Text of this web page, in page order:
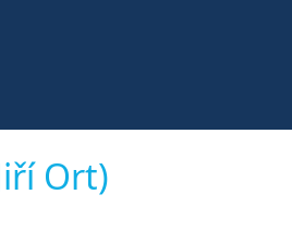
Ort)